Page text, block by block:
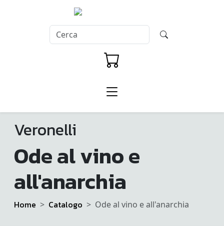
Veronelli
Ode al vino e
all'anarchia
Home Catalogo Ode al vino e all'anarchia